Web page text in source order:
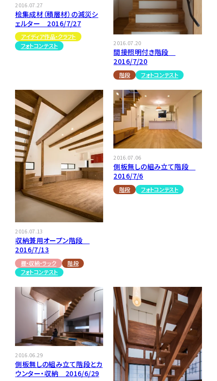
2016.07.27
桧集成材（積層材）の減災シ
ェルター 2016/7/27
アイディア作品・クラフト
フォトコンテスト
2016.07.20
間接照明付き階段
2016/7/20
階段 フォトコンテスト
2016.07.13
収納兼用オープン階段
2016/7/13
棚・収納・ラック
階段
フォトコンテスト
2016.07.06
側板無しの組み立て階段
2016/7/6
階段 フォトコンテスト
2016.06.29
側板無しの組み立て階段とカ
ウンター・収納 2016/6/29